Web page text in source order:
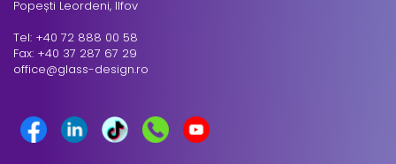
Popești Leordeni, Ilfov
Tel: +40 72 888 00 58
Fax: +40 37 287 67 29
office@glass-design.ro